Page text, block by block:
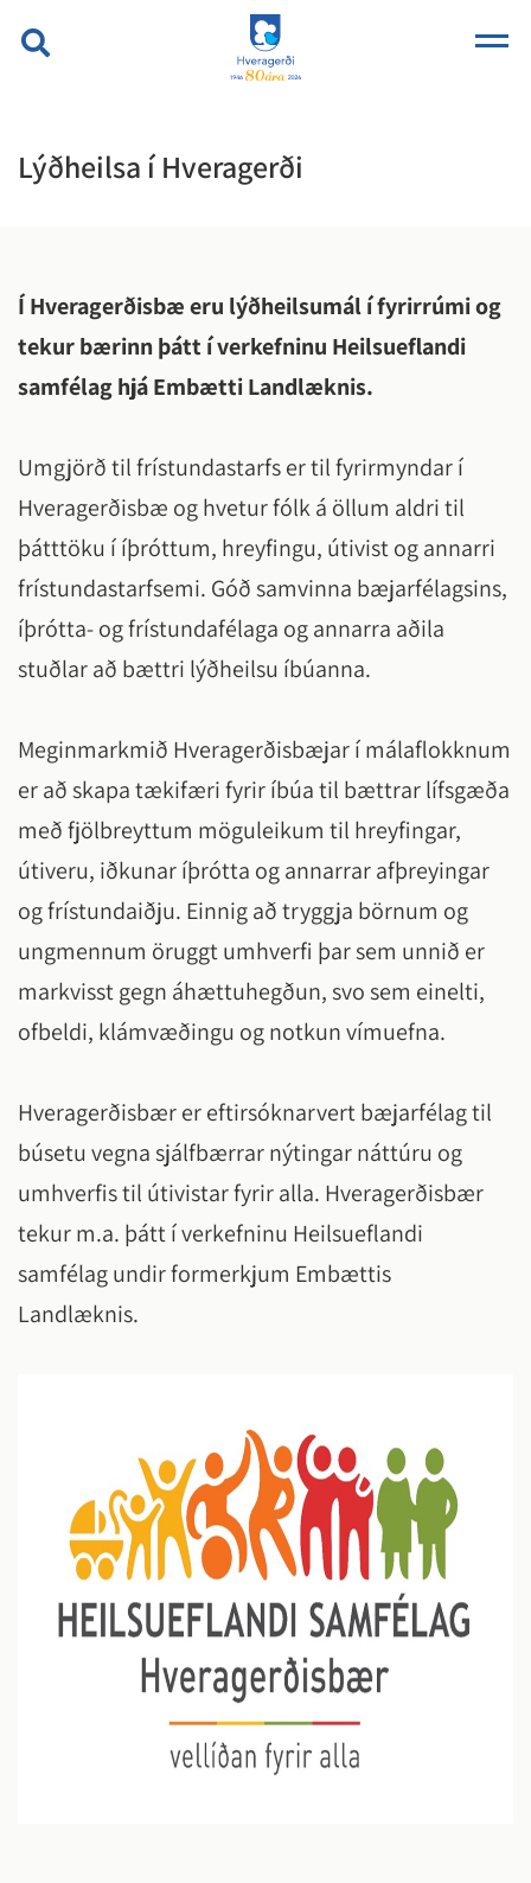
Lýðheilsa í Hveragerði
Í Hveragerðisbæ eru lýðheilsumál í fyrirrúmi og
tekur bærinn þátt í verkefninu Heilsueflandi
samfélag hjá Embætti Landlæknis.
Umgjörð til frístundastarfs er til fyrirmyndar í
Hveragerðisbæ og hvetur fólk á öllum aldri til
þátttöku í íþróttum, hreyfingu, útivist og annarri
frístundastarfsemi. Góð samvinna bæjarfélagsins,
íþrótta- og frístundafélaga og annarra aðila
stuðlar að bættri lýðheilsu íbúanna.
Meginmarkmið Hveragerðisbæjar í málaflokknum
er að skapa tækifæri fyrir íbúa til bættrar lífsgæða
með fjölbreyttum möguleikum til hreyfingar,
útiveru, iðkunar íþrótta og annarrar afþreyingar
og frístundaiðju. Einnig að tryggja börnum og
ungmennum öruggt umhverfi þar sem unnið er
markvisst gegn áhættuhegðun, svo sem einelti,
ofbeldi, klámvæðingu og notkun vímuefna.
Hveragerðisbær er eftirsóknarvert bæjarfélag til
búsetu vegna sjálfbærrar nýtingar náttúru og
umhverfis til útivistar fyrir alla. Hveragerðisbær
tekur m.a. þátt í verkefninu Heilsueflandi
samfélag undir formerkjum Embættis
Landlæknis.